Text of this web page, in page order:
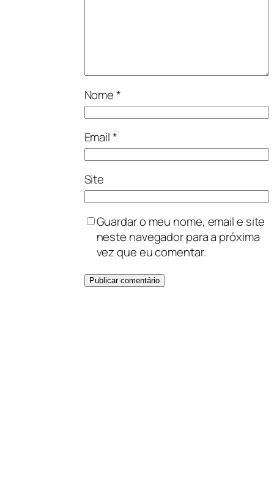
Nome*
Email*
Site
Guardar o meu nome, email e site
neste navegador para a próxima
vez que eu comentar.